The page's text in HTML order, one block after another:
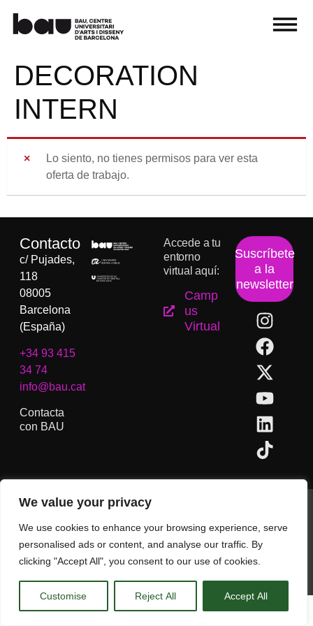
We value your privacy
We use cookies to enhance your browsing experience, serve
personalised ads or content, and analyse our traffic. By
clicking "Accept All", you consent to our use of cookies.
Customise Reject All Accept All
DECORATION
INTERN
Lo siento, no tienes permisos para ver esta
oferta de trabajo.
Contacto
c/ Pujades,
118
08005
Barcelona
(España)
+34 93 415
34 74
info@bau.cat
Contacta
con BAU
Accede a tu
entorno
virtual aquí:
Camp
us
Virtual
Suscríbete
a la
newsletter
BAU, Centro Universitario de Artes y Diseño de Barcelona.
Copyright © Todos los derechos reservados.
CA ES EN( IN)